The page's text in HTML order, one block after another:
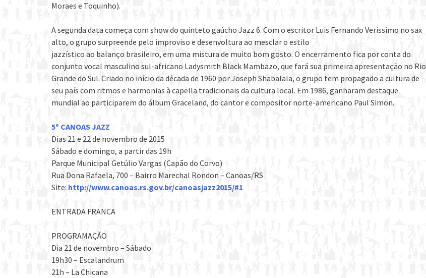
Moraes e Toquinho).
A segunda data começa com show do quinteto gaúcho Jazz 6. Com o escritor Luis Fernando Verissimo no sax
alto, o grupo surpreende pelo improviso e desenvoltura ao mesclar o estilo
jazzístico ao balanço brasileiro, em uma mistura de muito bom gosto. O encerramento fica por conta do
conjunto vocal masculino sul-africano Ladysmith Black Mambazo, que fará sua primeira apresentação no Rio
Grande do Sul. Criado no início da década de 1960 por Joseph Shabalala, o grupo tem propagado a cultura de
seu país com ritmos e harmonias à capella tradicionais da cultura local. Em 1986, ganharam destaque
mundial ao participarem do álbum Graceland, do cantor e compositor norte-americano Paul Simon.
5º CANOAS JAZZ
Dias 21 e 22 de novembro de 2015
Sábado e domingo, a partir das 19h
Parque Municipal Getúlio Vargas (Capão do Corvo)
Rua Dona Rafaela, 700 – Bairro Marechal Rondon – Canoas/RS
Site: http://www.canoas.rs.gov.br/canoasjazz2015/#1
ENTRADA FRANCA
PROGRAMAÇÃO
Dia 21 de novembro – Sábado
19h30 – Escalandrum
21h – La Chicana